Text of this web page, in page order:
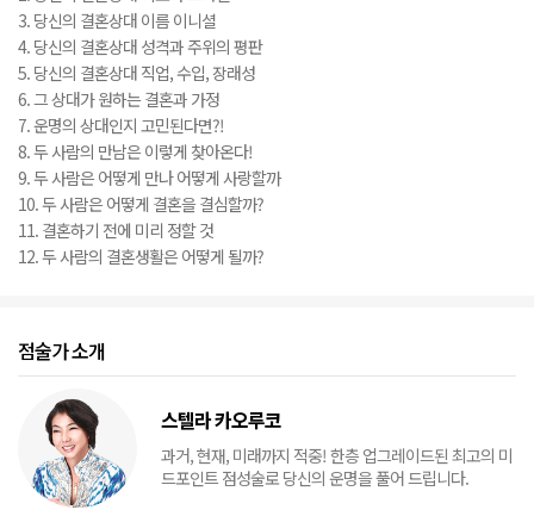
3. 당신의 결혼상대 이름 이니셜
4. 당신의 결혼상대 성격과 주위의 평판
5. 당신의 결혼상대 직업, 수입, 장래성
6. 그 상대가 원하는 결혼과 가정
7. 운명의 상대인지 고민된다면?!
8. 두 사람의 만남은 이렇게 찾아온다!
9. 두 사람은 어떻게 만나 어떻게 사랑할까
10. 두 사람은 어떻게 결혼을 결심할까?
11. 결혼하기 전에 미리 정할 것
12. 두 사람의 결혼생활은 어떻게 될까?
점술가 소개
스텔라 카오루코
과거, 현재, 미래까지 적중! 한층 업그레이드된 최고의 미
드포인트 점성술로 당신의 운명을 풀어 드립니다.